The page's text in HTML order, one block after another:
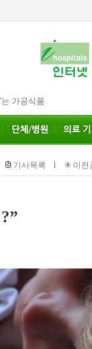
가공식품
기사목록 l 이전